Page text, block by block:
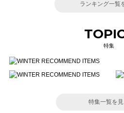
ランキング一覧
特集
特集一覧を